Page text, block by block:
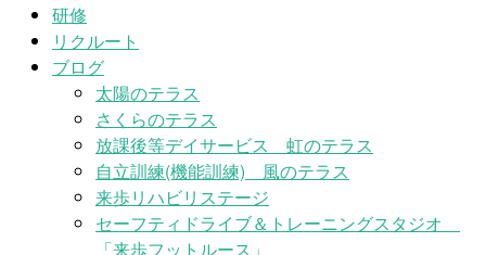
研修
リクルート
ブログ
太陽のテラス
さくらのテラス
放課後等デイサービス 虹のテラス
自立訓練(機能訓練) 風のテラス
来歩リハビリステージ
セーフティドライブ＆トレーニングスタジオ
「来歩フットルース」